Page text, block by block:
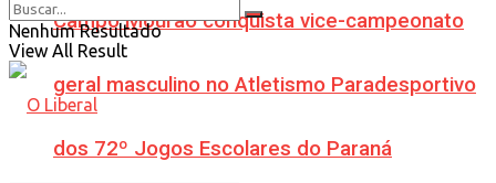
Campo Mourão conquista vice-campeonato
geral masculino no Atletismo Paradesportivo
dos 72º Jogos Escolares do Paraná
Nenhum Resultado
View All Result